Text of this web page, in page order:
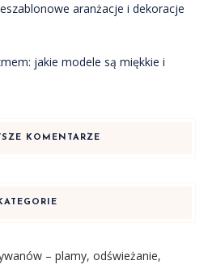
aranżacje i dekoracje
jakie modele są miękkie i
KOMENTARZE
– plamy, odświeżanie,